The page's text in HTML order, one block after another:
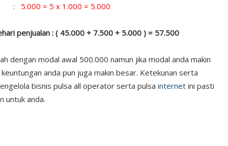
= 5 x 1.000 = 5.000
penjualan : ( 45.000 + 7.500 + 5.000 ) = 57.500
dengan modal awal 500.000 namun jika modal anda makin
anda pun juga makin besar. Ketekunan serta
bisnis pulsa all operator serta pulsa internet ini pasti
untuk anda.